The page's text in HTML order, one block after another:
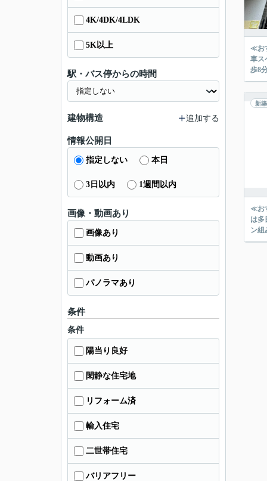
≪お
車ス
新
≪お
は多目的に使えて便利
ン組
4K/4DK/4LDK
5K以上
駅・バス停からの時間
建物構造 追加する
情報公開日
指定しない 本日
3日以内 1週間以内
画像・動画あり
画像あり
動画あり
パノラマあり
条件
条件
陽当り良好
閑静な住宅地
リフォーム済
輸入住宅
二世帯住宅
バリアフリー